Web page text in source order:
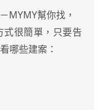
MYMY幫你找，
很簡單，只要告
哪些建案：